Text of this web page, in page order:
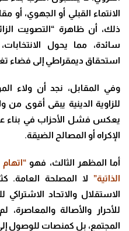
الانتماء القبلي أو الجهوي،
ذلك، أن ظاهرة “التصويت
سائدة، مما يحول
استحقاق ديمقراطي إلى فضاء
وفي المقابل، نجد أن ولاء
للزاوية الدينية يبقى أقوى
يعكس فشل الأحزاب في بناء
الإكراه أو المصالح الضيقة.
أما المظهر الثالث، فهو
الذاتية” لا المصلحة العامة.
الاستقلال والاتحاد
للأحرار والأصالة والمعاصرة،
المجتمع، بل كمنصات للوصول